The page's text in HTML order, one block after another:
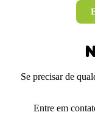
Se precisar de
Entre em